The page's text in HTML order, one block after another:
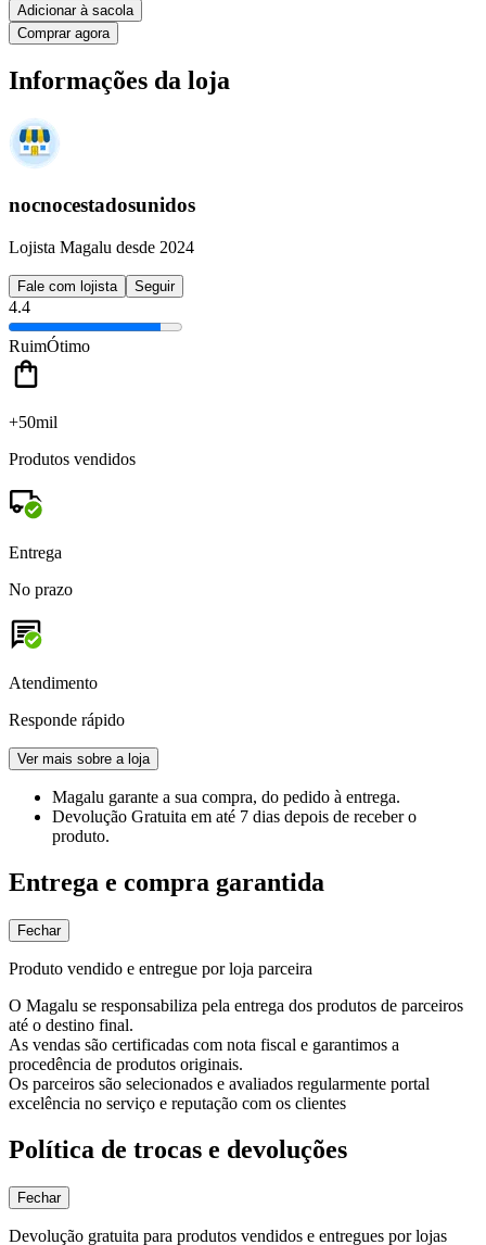
Adicionar à sacola
Comprar agora
Informações da loja
nocnocestadosunidos
Lojista Magalu desde 2024
Fale com lojista Seguir
4.4
RuimÓtimo
+50mil
Produtos vendidos
Entrega
No prazo
Atendimento
Responde rápido
Ver mais sobre a loja
Magalu garante a sua compra, do pedido à entrega.
Devolução Gratuita em até 7 dias depois de receber o
produto.
Entrega e compra garantida
Fechar
Produto vendido e entregue por loja parceira
O Magalu se responsabiliza pela entrega dos produtos de parceiros
até o destino final.
As vendas são certificadas com nota fiscal e garantimos a
procedência de produtos originais.
Os parceiros são selecionados e avaliados regularmente portal
excelência no serviço e reputação com os clientes
Política de trocas e devoluções
Fechar
Devolução gratuita para produtos vendidos e entregues por lojas